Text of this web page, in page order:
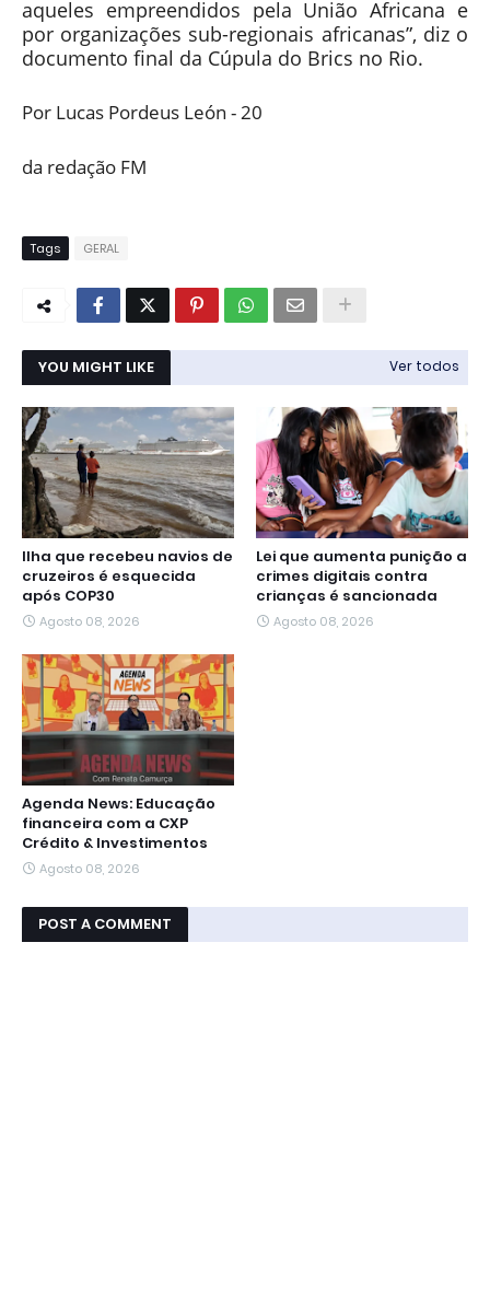
aqueles empreendidos pela União Africana e
por organizações sub-regionais africanas”, diz o
documento final da Cúpula do Brics no Rio.
Por Lucas Pordeus León - 20
da redação FM
Tags GERAL
YOU MIGHT LIKE Ver todos
Ilha que recebeu navios de
cruzeiros é esquecida
após COP30
Agosto 08, 2026
Lei que aumenta punição a
crimes digitais contra
crianças é sancionada
Agosto 08, 2026
Agenda News: Educação
financeira com a CXP
Crédito & Investimentos
Agosto 08, 2026
POST A COMMENT